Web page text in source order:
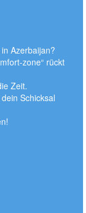
Azerbaijan?
zone“ rückt
Zeit.
Schicksal